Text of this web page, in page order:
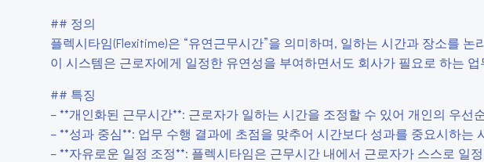
## 정의
플렉시타임(Flexitime)은 “유연근무시간”을 의미하며, 일하는 시간과 장소를
이 시스템은 근로자에게 일정한 유연성을 부여하면서도 회사가 필요로 하는
## 특징
– **개인화된 근무시간**: 근로자가 일하는 시간을 조정할 수 있어 개인의 우선
– **성과 중심**: 업무 수행 결과에 초점을 맞추어 시간보다 성과를 중요시하는
– **자유로운 일정 조정**: 플렉시타임은 근무시간 내에서 근로자가 스스로 일